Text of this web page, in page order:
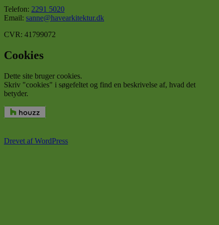
Telefon: 2291 5020
Email: sanne@havearkitektur.dk
CVR: 41799072
Cookies
Dette site bruger cookies.
Skriv "cookies" i søgefeltet og find en beskrivelse af, hvad det
betyder.
Drevet af WordPress